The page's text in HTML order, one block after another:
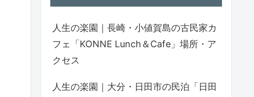
人生の楽園｜長崎・小値賀島の古民家カ
フェ「KONNE Lunch＆Cafe」場所・ア
クセス
人生の楽園｜大分・日田市の民泊「日田